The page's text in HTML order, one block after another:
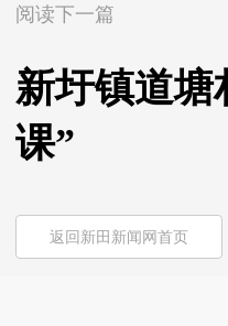
阅读下一篇
新圩镇道塘
课”
返回新田新闻网首页